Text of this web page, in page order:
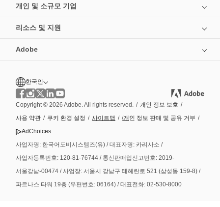
개인 및 소규모 기업
리소스 및 지원
Adobe
한국인
Copyright © 2026 Adobe. All rights reserved. / 개인 정보 보호 /
사용 약관 / 쿠키 환경 설정 / 사이트맵 / /개 인 정보 판매 및 공유 거부 /
AdChoices
사업자명: 한국어도비시스템즈(유) / 대표자명: 카리사소 /
사업자등록번호: 120-81-76744 / 통신판매업신고번호: 2019-
서울강남-00474 / 사업장: 서울시 강남구 테헤란로 521 (삼성동 159-8) /
파르나스 타워 19층 (우편번호: 06164) / 대표전화: 02-530-8000